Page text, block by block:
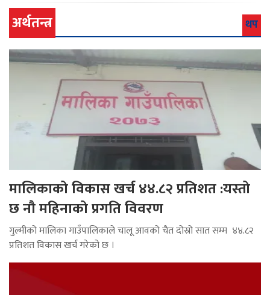
अर्थतन्त्र थप
मालिकाको विकास खर्च ४४.८२ प्रतिशत :यस्तो
छ नौ महिनाको प्रगति विवरण
गुल्मीको मालिका गाउँपालिकाले चालू आवको चैत दोस्रो सात सम्म ४४.८२
प्रतिशत विकास खर्च गरेको छ ।